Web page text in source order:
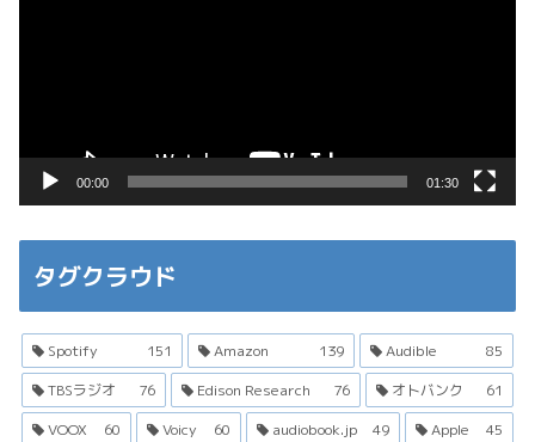
00:00 01:30
タグクラウド
Spotify 151 Amazon 139 Audible
85
TBSラジオ
76 Edison Research 76 オトバンク
61
VOOX
60 Voicy 60 audiobook.jp 49 Apple
45